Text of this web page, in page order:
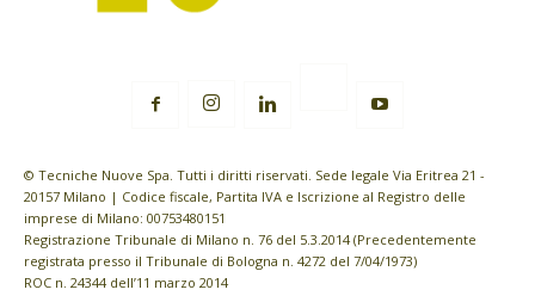
© Tecniche Nuove Spa. Tutti i diritti riservati. Sede legale Via Eritrea 21 -
20157 Milano | Codice fiscale, Partita IVA e Iscrizione al Registro delle
imprese di Milano: 00753480151
Registrazione Tribunale di Milano n. 76 del 5.3.2014 (Precedentemente
registrata presso il Tribunale di Bologna n. 4272 del 7/04/1973)
ROC n. 24344 dell’11 marzo 2014